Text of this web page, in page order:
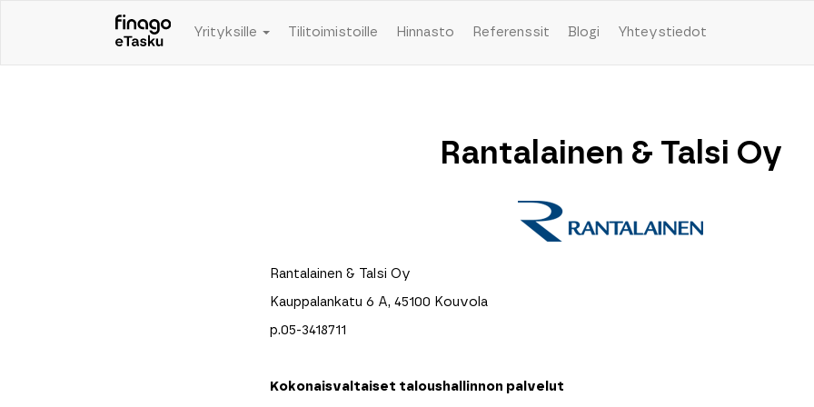
Yrityksille Tilitoimistoille Hinnasto Referenssit Blogi Yhteystiedot
Rantalainen & Talsi Oy
Rantalainen & Talsi Oy
Kauppalankatu 6 A, 45100 Kouvola
p.05-3418711
Kokonaisvaltaiset taloushallinnon palvelut